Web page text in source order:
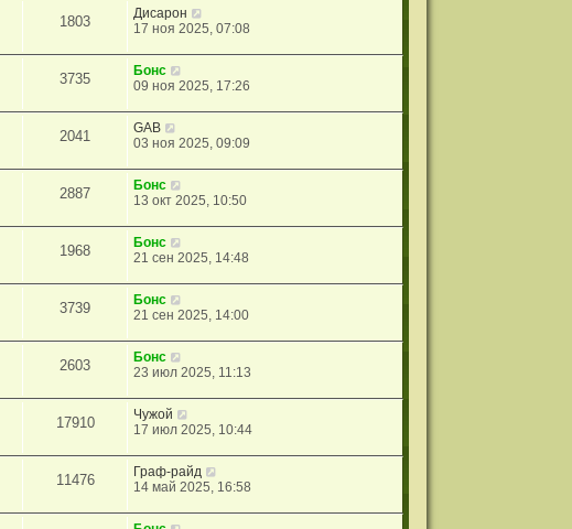
1803
Дисарон
17 ноя 2025, 07:08
3735
Бонс
09 ноя 2025, 17:26
2041
GAB
03 ноя 2025, 09:09
2887
Бонс
13 окт 2025, 10:50
1968
Бонс
21 сен 2025, 14:48
3739
Бонс
21 сен 2025, 14:00
2603
Бонс
23 июл 2025, 11:13
17910
Чужой
17 июл 2025, 10:44
11476
Граф-райд
14 май 2025, 16:58